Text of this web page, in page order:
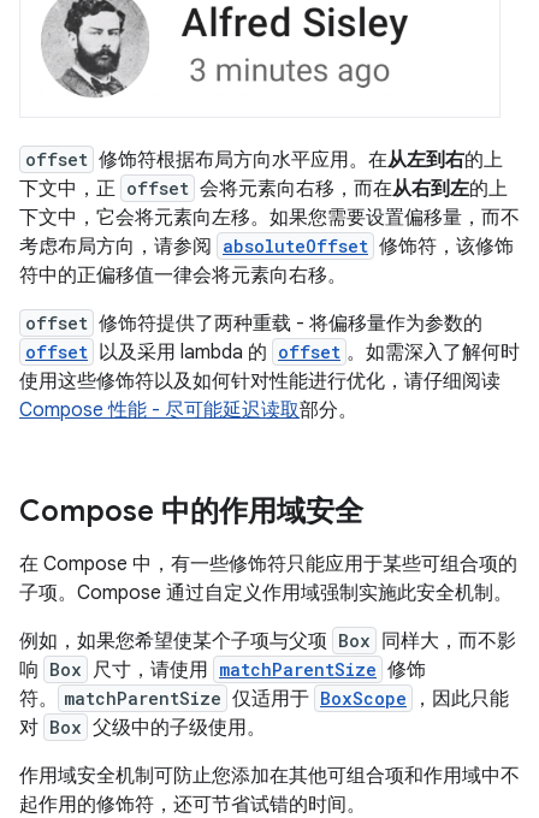
offset 修饰符根据布局方向水平应用。在从左到右的上
下文中，正 offset 会将元素向右移，而在从右到左的上
下文中，它会将元素向左移。如果您需要设置偏移量，而不
考虑布局方向，请参阅 absoluteOffset 修饰符，该修饰
符中的正偏移值一律会将元素向右移。
offset 修饰符提供了两种重载 - 将偏移量作为参数的
offset 以及采用 lambda 的 offset 。如需深入了解何时
使用这些修饰符以及如何针对性能进行优化，请仔细阅读
Compose 性能 - 尽可能延迟读取部分。
Compose 中的作用域安全
在 Compose 中，有一些修饰符只能应用于某些可组合项的
子项。Compose 通过自定义作用域强制实施此安全机制。
例如，如果您希望使某个子项与父项 Box 同样大，而不影
响 Box 尺寸，请使用 matchParentSize 修饰
符。
matchParentSize 仅适用于 BoxScope
，因此只能
对 Box 父级中的子级使用。
作用域安全机制可防止您添加在其他可组合项和作用域中不
起作用的修饰符，还可节省试错的时间。